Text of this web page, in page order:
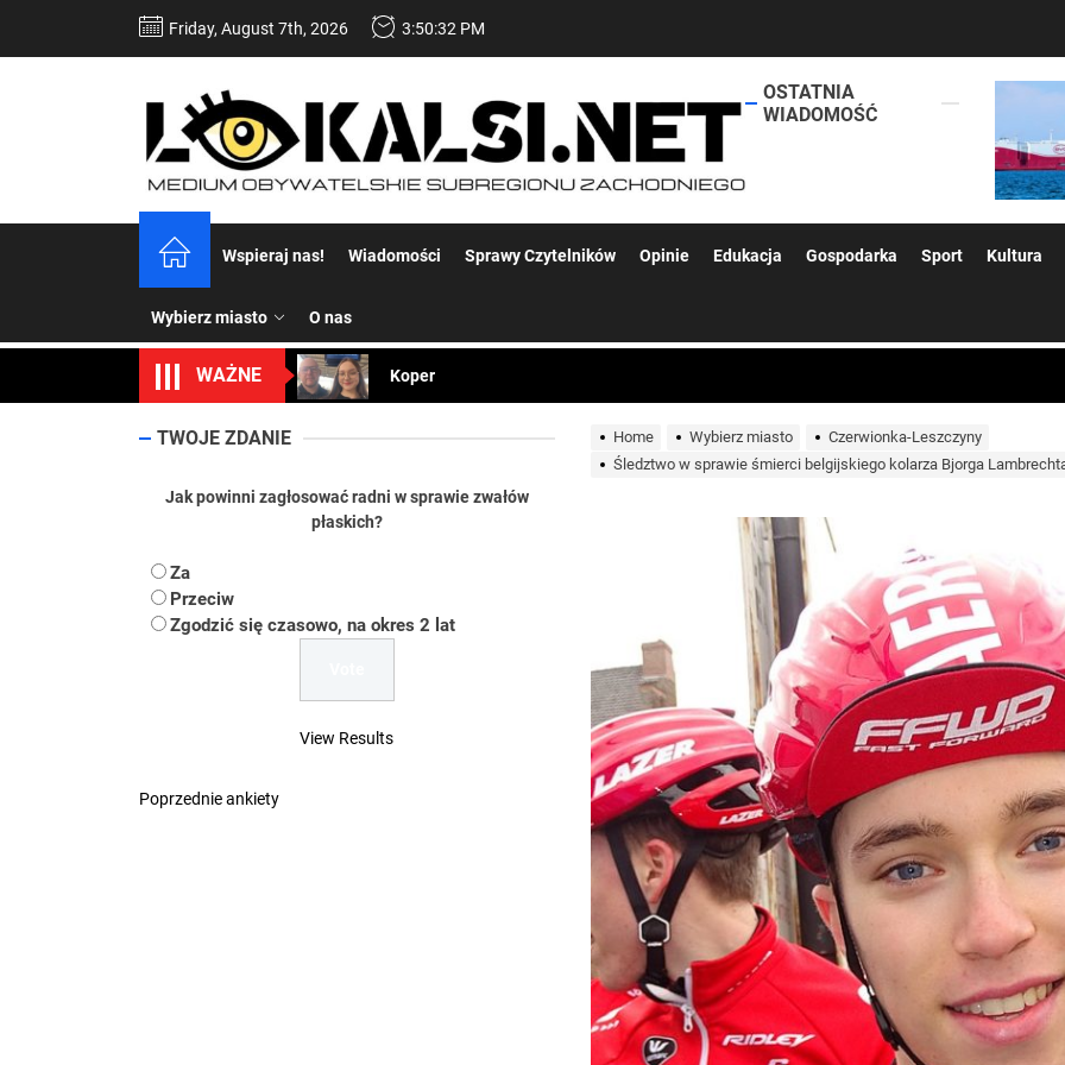
Friday, August 7th, 2026 3:50:34 PM
lokalsi.net
OSTATNIA
WIADOMOŚĆ
Wspieraj nas! Wiadomości Sprawy Czytelników Opinie Edukacja Gospodarka Sport Kultura
Wybierz miasto O nas
WAŻNE
Koper – część 2.
Uwaga Dębieńsko – woda nieprzydatna do spożycia!!!
Uwaga Dębieńsko – woda nieprzydatna do spożycia!!!
Ilu mieszkańców ma Rybnik?
Dość komentowania kolejnych afer w ochronie zdrowia — czas zacząć mówić o
Home Wybierz miasto
Czerwionka-Leszczyny
Śledztwo w sprawie śmierci belgijskiego kolarza Bjorga
TWOJE ZDANIE
Jak powinni zagłosować radni w sprawie zwałów
płaskich?
Za
Przeciw
Zgodzić się czasowo, na okres 2 lat
View Results
Poprzednie ankiety